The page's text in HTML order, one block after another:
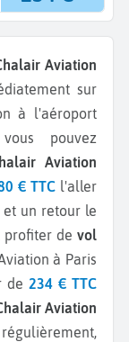
Aviation
sur
à l'aéroport
pouvez
Aviation
€ TTC l'aller
un retour le
profiter devol
à Paris
de234 € TTC
Aviation